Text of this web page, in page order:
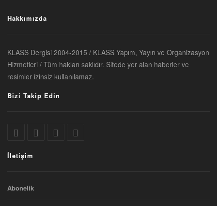
Hakkımızda
KLASS Dergisi 2004-2015 / KLASS Yapım, Yayın ve Organizasyon
Hizmetleri / Tüm hakları saklıdır. Sitede yer alan haberler ve
resimler izinsiz kullanılamaz.
Bizi Takip Edin
İletişim
Abonelik